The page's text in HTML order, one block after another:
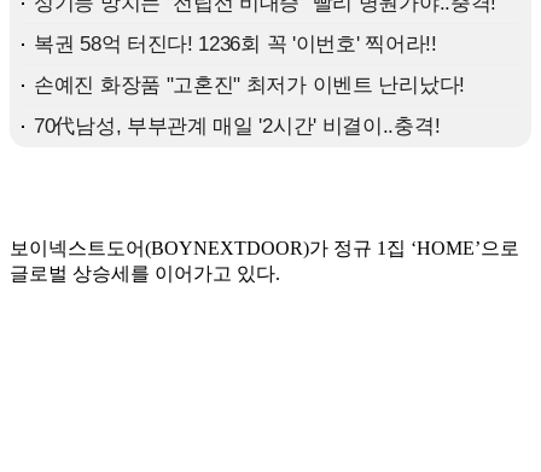
보이넥스트도어(BOYNEXTDOOR)가 정규 1집 ‘HOME’으로
글로벌 상승세를 이어가고 있다.